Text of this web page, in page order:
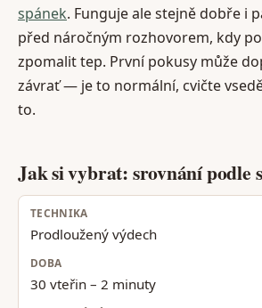
spánek. Funguje ale stejně dobře i
před náročným rozhovorem, kdy
zpomalit tep. První pokusy může
závrať — je to normální, cvičte
to.
Jak si vybrat: srovnání podle
Prodloužený výdech
30 vteřin – 2 minuty